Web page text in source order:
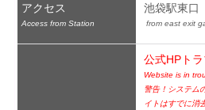
アクセス
Access from Station
池袋駅東口
from east exit
公式HPト
Website is in
警告！システム
イトはすでに消